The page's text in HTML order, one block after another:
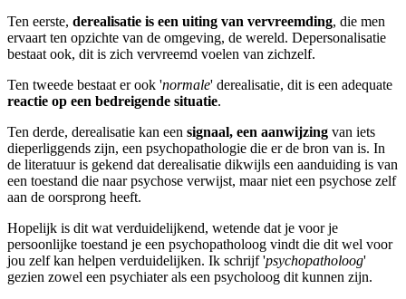
Ten eerste, derealisatie is een uiting van vervreemding, die men
ervaart ten opzichte van de omgeving, de wereld. Depersonalisatie
bestaat ook, dit is zich vervreemd voelen van zichzelf.
Ten tweede bestaat er ook 'normale' derealisatie, dit is een adequate
reactie op een bedreigende situatie.
Ten derde, derealisatie kan een signaal, een aanwijzing van iets
dieperliggends zijn, een psychopathologie die er de bron van is. In
de literatuur is gekend dat derealisatie dikwijls een aanduiding is van
een toestand die naar psychose verwijst, maar niet een psychose zelf
aan de oorsprong heeft.
Hopelijk is dit wat verduidelijkend, wetende dat je voor je
persoonlijke toestand je een psychopatholoog vindt die dit wel voor
jou zelf kan helpen verduidelijken. Ik schrijf 'psychopatholoog'
gezien zowel een psychiater als een psycholoog dit kunnen zijn.